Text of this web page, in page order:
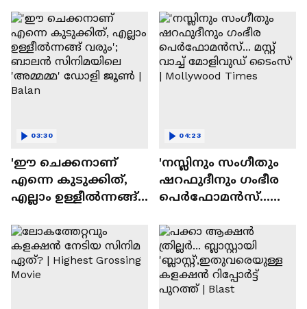
'ഈ ചെക്കനാണ്
എന്നെ കുടുക്കിത്,
എല്ലാം ഉള്ളീൽന്നങ്ങ്
സിനിമയിലെ
'അമ്മമ്മ' ഡോളി
ജൂൺ | Balan
03:30
'നസ്ലിനും സംഗീതും
ഷറഫുദീനും ഗംഭീര
പെർഫോമൻസ്...
ടൈംസ്' | Mollywood
Times
04:23